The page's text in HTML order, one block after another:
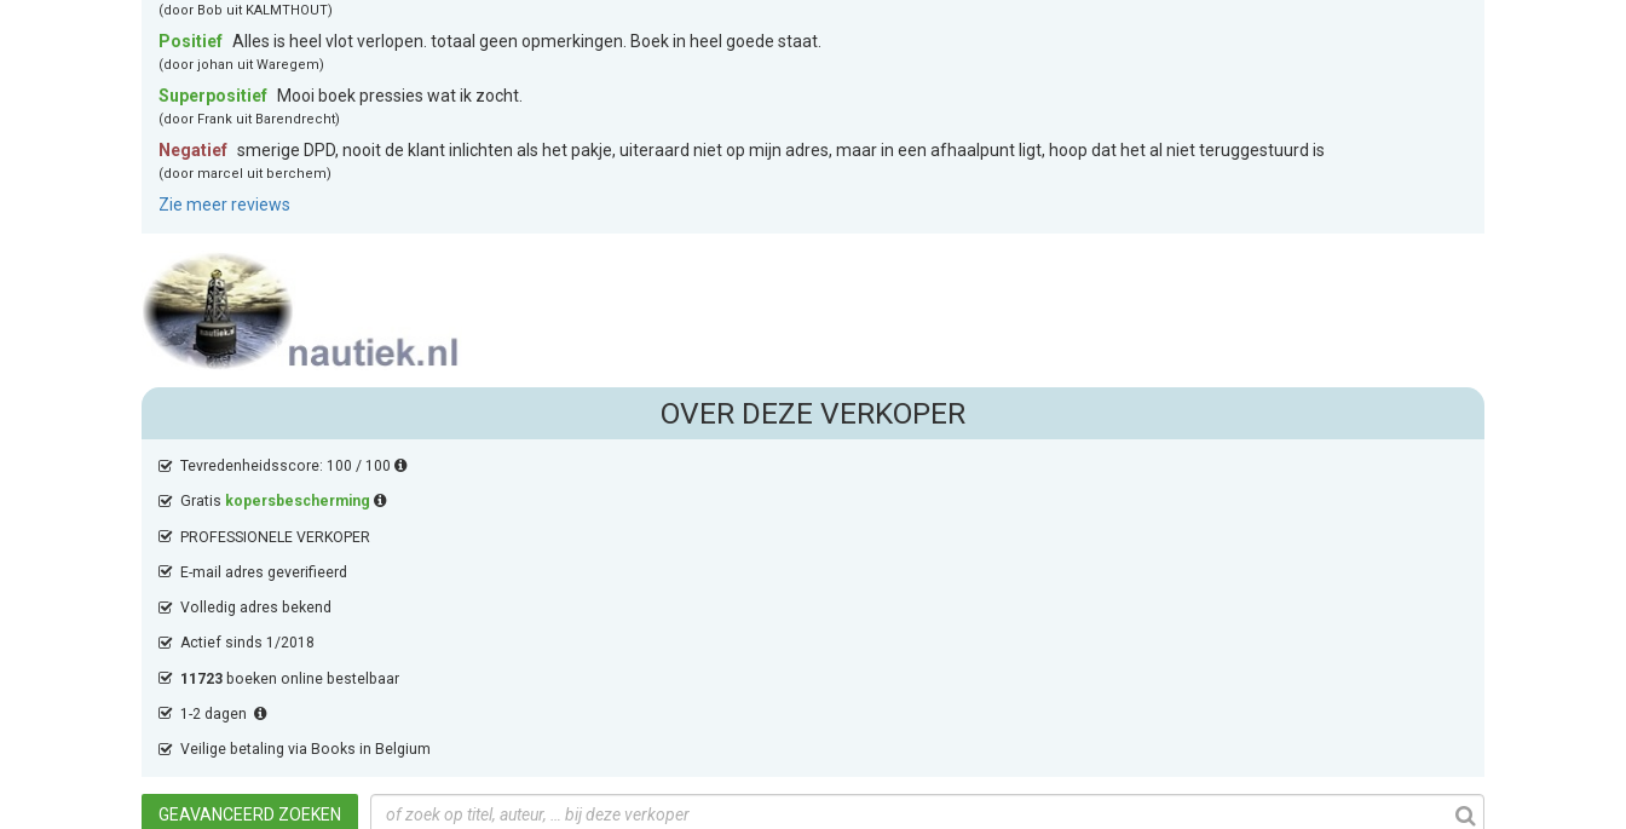
(door Bob uit KALMTHOUT)
Positief Alles is heel vlot verlopen. totaal geen opmerkingen. Boek in heel goede staat.
(door johan uit Waregem)
Superpositief Mooi boek pressies wat ik zocht.
(door Frank uit Barendrecht)
Negatief smerige DPD, nooit de klant inlichten als het pakje, uiteraard niet op mijn adres, maar in een afhaalpunt ligt, hoop dat het al niet teruggestuurd is
(door marcel uit berchem)
Zie meer reviews
OVER DEZE VERKOPER
Tevredenheidsscore: 100 / 100
Gratis kopersbescherming
PROFESSIONELE VERKOPER
E-mail adres geverifieerd
Volledig adres bekend
Actief sinds 1/2018
11723 boeken online bestelbaar
1-2 dagen
Veilige betaling via Books in Belgium
GEAVANCEERD ZOEKEN